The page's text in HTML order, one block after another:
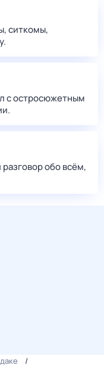
ситкомы,
с остросюжетным
обо всём,